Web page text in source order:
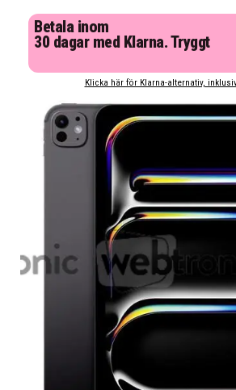
Betala inom
30 dagar med Klarna. Tryggt
Klicka här för Klarna-alternativ,